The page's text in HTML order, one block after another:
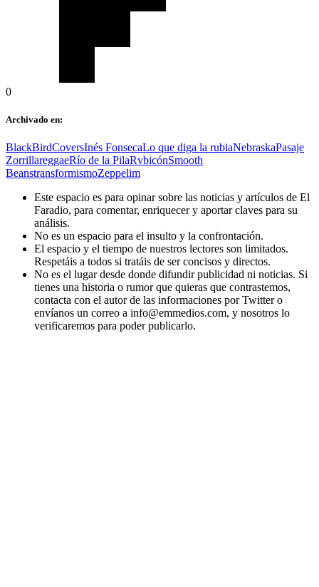
0
Archivado en:
BlackBirdCoversInés FonsecaLo que diga la rubiaNebraskaPasaje
ZorrillareggaeRío de la PilaRvbicónSmooth
BeanstransformismoZeppelim
Este espacio es para opinar sobre las noticias y artículos de El
Faradio, para comentar, enriquecer y aportar claves para su
análisis.
No es un espacio para el insulto y la confrontación.
El espacio y el tiempo de nuestros lectores son limitados.
Respetáis a todos si tratáis de ser concisos y directos.
No es el lugar desde donde difundir publicidad ni noticias. Si
tienes una historia o rumor que quieras que contrastemos,
contacta con el autor de las informaciones por Twitter o
envíanos un correo a info@emmedios.com, y nosotros lo
verificaremos para poder publicarlo.